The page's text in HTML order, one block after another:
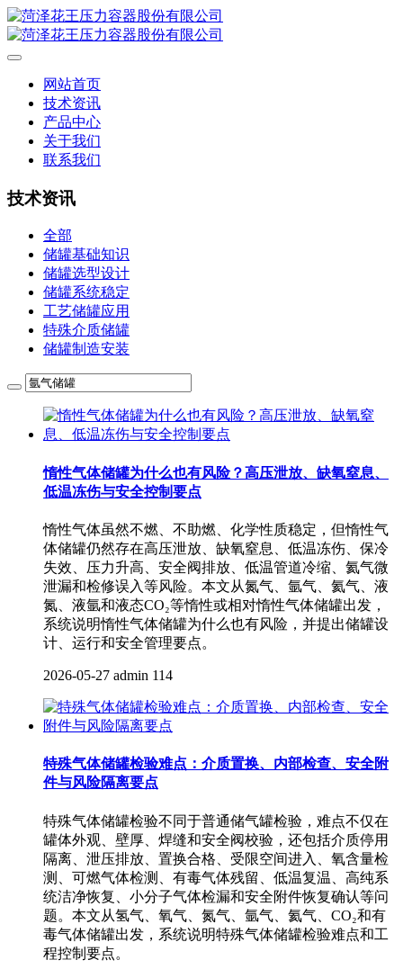
网站首页
技术资讯
产品中心
关于我们
联系我们
技术资讯
全部
储罐基础知识
储罐选型设计
储罐系统稳定
工艺储罐应用
特殊介质储罐
储罐制造安装
惰性气体储罐为什么也有风险？高压泄放、缺氧窒息、
低温冻伤与安全控制要点
惰性气体虽然不燃、不助燃、化学性质稳定，但惰性气
体储罐仍然存在高压泄放、缺氧窒息、低温冻伤、保冷
失效、压力升高、安全阀排放、低温管道冷缩、氦气微
泄漏和检修误入等风险。本文从氮气、氩气、氦气、液
氮、液氩和液态CO₂等惰性或相对惰性气体储罐出发，
系统说明惰性气体储罐为什么也有风险，并提出储罐设
计、运行和安全管理要点。
2026-05-27 admin 114
特殊气体储罐检验难点：介质置换、内部检查、安全附
件与风险隔离要点
特殊气体储罐检验不同于普通储气罐检验，难点不仅在
罐体外观、壁厚、焊缝和安全阀校验，还包括介质停用
隔离、泄压排放、置换合格、受限空间进入、氧含量检
测、可燃气体检测、有毒气体残留、低温复温、高纯系
统洁净恢复、小分子气体检漏和安全附件恢复确认等问
题。本文从氢气、氧气、氮气、氩气、氦气、CO₂和有
毒气体储罐出发，系统说明特殊气体储罐检验难点和工
程控制要点。